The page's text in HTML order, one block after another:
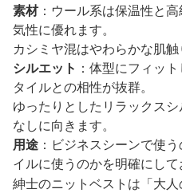
素材：ウール系は保温性と
気性に優れます。
カシミヤ混はやわらかな肌触
シルエット ：体型にフィッ
タイルとの相性が抜群。
ゆったりとしたリラックス
なしに向きます。
用途 ：ビジネスシーンで使
イルに使うのかを明確にして
紳士のニットベストは「大